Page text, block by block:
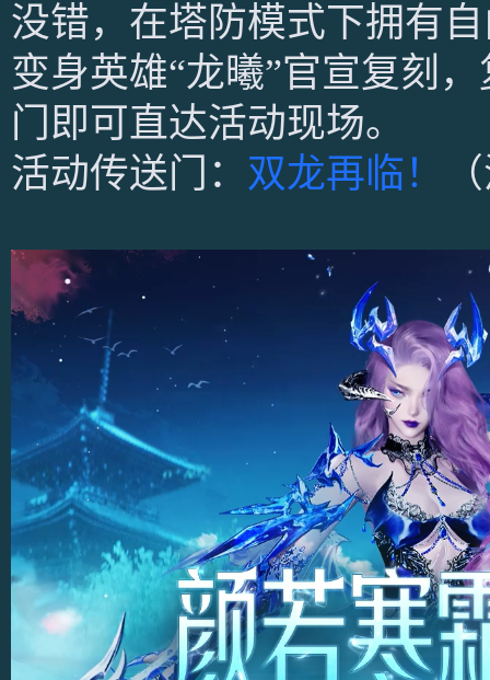
没错，在塔防模式下拥有
变身英雄“龙曦”官宣复刻
门即可直达活动现场。
活动传送门： 双龙再临！